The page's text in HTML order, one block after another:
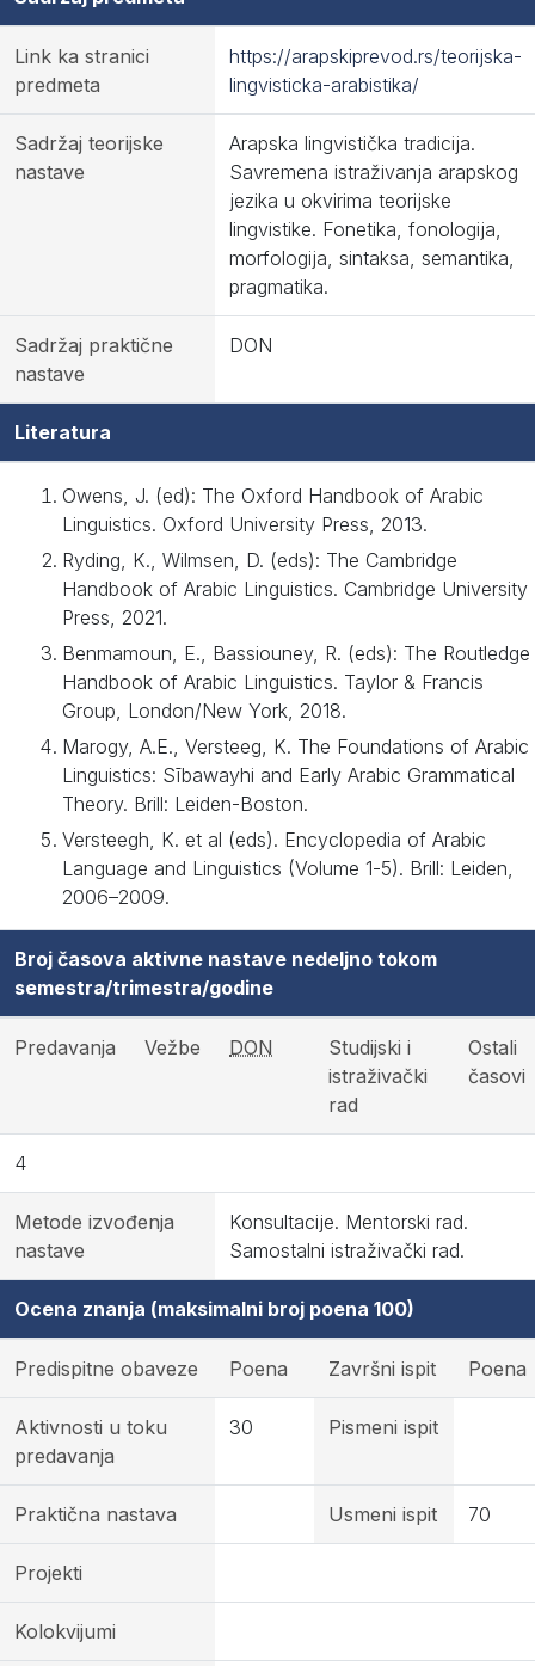
Link ka stranici
predmeta
https://arapskiprevod.rs/teorijska-
lingvisticka-arabistika/
Sadržaj teorijske
nastave
Arapska lingvistička tradicija.
Savremena istraživanja arapskog
jezika u okvirima teorijske
lingvistike. Fonetika, fonologija,
morfologija, sintaksa, semantika,
pragmatika.
Sadržaj praktične
nastave
DON
Literatura
Owens, J. (ed): The Oxford Handbook of Arabic
Linguistics. Oxford University Press, 2013.
Ryding, K., Wilmsen, D. (eds): The Cambridge
Handbook of Arabic Linguistics. Cambridge University
Press, 2021.
Benmamoun, E., Bassiouney, R. (eds): The Routledge
Handbook of Arabic Linguistics. Taylor & Francis
Group, London/New York, 2018.
Marogy, A.E., Versteeg, K. The Foundations of Arabic
Linguistics: Sībawayhi and Early Arabic Grammatical
Theory. Brill: Leiden-Boston.
Versteegh, K. et al (eds). Encyclopedia of Arabic
Language and Linguistics (Volume 1-5). Brill: Leiden,
2006–2009.
Broj časova aktivne nastave nedeljno tokom
semestra/trimestra/godine
Predavanja Vežbe DON
Studijski i
istraživački
rad
Ostali
časovi
4
Metode izvođenja
nastave
Konsultacije. Mentorski rad.
Samostalni istraživački rad.
Ocena znanja (maksimalni broj poena 100)
Predispitne obaveze Poena Završni ispit Poena
Aktivnosti u toku
predavanja
30 Pismeni ispit
Praktična nastava Usmeni ispit 70
Projekti
Kolokvijumi